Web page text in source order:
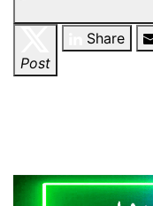
Post
Share